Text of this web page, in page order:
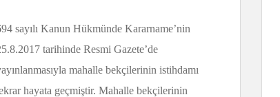
sayılı Kanun Hükmünde Kararname’nin
tarihinde Resmi Gazete’de
mahalle bekçilerinin istihdamı
hayata geçmiştir. Mahalle bekçilerinin